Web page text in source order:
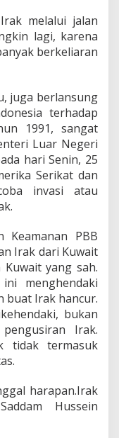
melalui jalan
lagi, karena
berkeliaran
juga berlansung
terhadap
1991, sangat
Luar Negeri
hari Senin, 25
Serikat dan
invasi atau
Keamanan PBB
Irak dari Kuwait
yang sah.
menghendaki
buat Irak hancur.
bukan
Irak.
tidak termasuk
harapan.Irak
Hussein